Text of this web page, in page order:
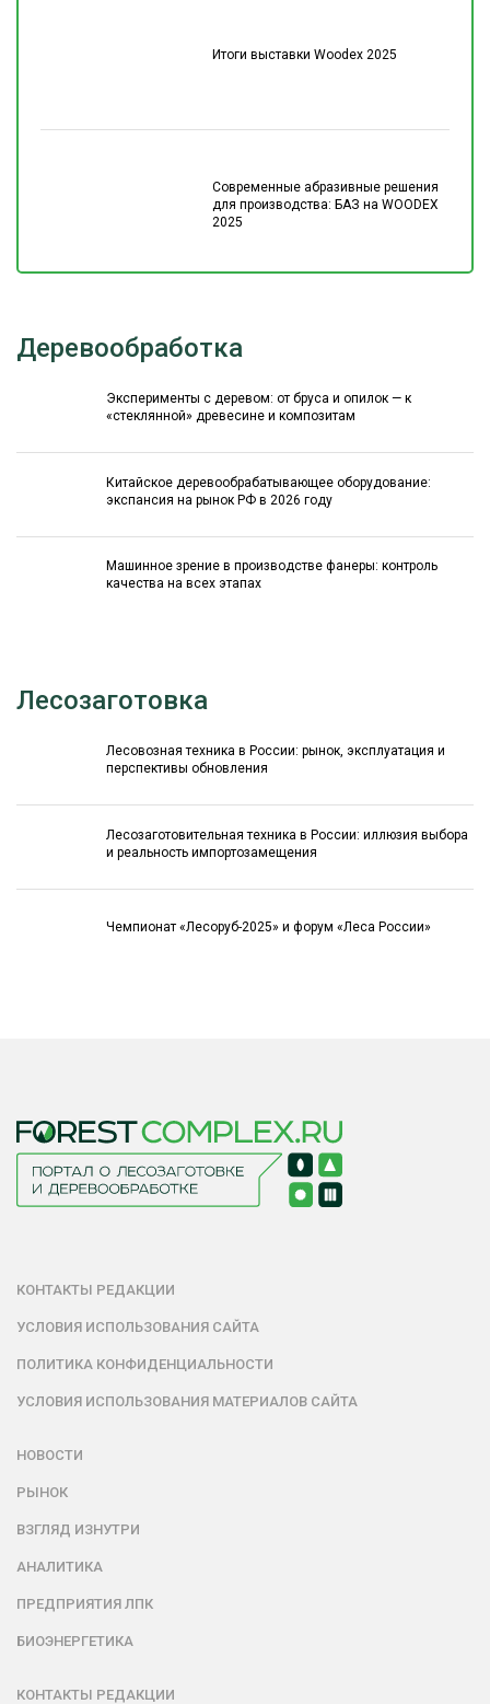
Итоги выставки Woodex 2025
Современные абразивные решения
для производства: БАЗ на WOODEX
2025
Деревообработка
Эксперименты с деревом: от бруса и опилок — к
«стеклянной» древесине и композитам
Китайское деревообрабатывающее оборудование:
экспансия на рынок РФ в 2026 году
Машинное зрение в производстве фанеры: контроль
качества на всех этапах
Лесозаготовка
Лесовозная техника в России: рынок, эксплуатация и
перспективы обновления
Лесозаготовительная техника в России: иллюзия выбора
и реальность импортозамещения
Чемпионат «Лесоруб-2025» и форум «Леса России»
КОНТАКТЫ РЕДАКЦИИ
УСЛОВИЯ ИСПОЛЬЗОВАНИЯ САЙТА
ПОЛИТИКА КОНФИДЕНЦИАЛЬНОСТИ
УСЛОВИЯ ИСПОЛЬЗОВАНИЯ МАТЕРИАЛОВ САЙТА
НОВОСТИ
РЫНОК
ВЗГЛЯД ИЗНУТРИ
АНАЛИТИКА
ПРЕДПРИЯТИЯ ЛПК
БИОЭНЕРГЕТИКА
КОНТАКТЫ РЕДАКЦИИ